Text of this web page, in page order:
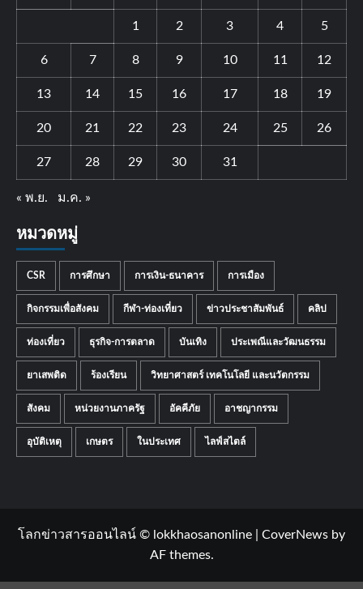
1 2 3 4 5
6 7 8 9 10 11 12
13 14 15 16 17 18 19
20 21 22 23 24 25 26
27 28 29 30 31
« พ.ย. ม.ค. »
หมวดหมู่
CSR การศึกษา การเงิน-ธนาคาร การเมือง
กิจกรรมเพื่อสังคม กีฬา-ท่องเที่ยว ข่าวประชาสัมพันธ์ คลิป
ท่องเที่ยว ธุรกิจ-การตลาด บันเทิง ประเพณีและวัฒนธรรม
ยาเสพติด ร้องเรียน วิทยาศาสตร์ เทคโนโลยี และนวัตกรรม
สังคม หน่วยงานภาครัฐ อัคคีภัย อาชญากรรม
อุบัติเหตุ เกษตร ในประเทศ ไลฟ์สไตล์
โลกข่าวสารออนไลน์ © lokkhaosanonline CoverNews by
AF themes.